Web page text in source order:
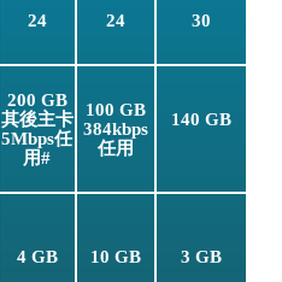
24 24 30
200 GB
其後主卡
5Mbps任
用#
100 GB
384kbps
任用
140 GB
4 GB 10 GB 3 GB